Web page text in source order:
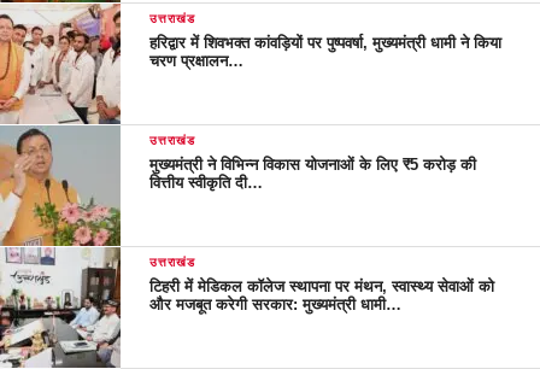
उत्तराखंड
हरिद्वार में शिवभक्त कांवड़ियों पर पुष्पवर्षा, मुख्यमंत्री धामी ने किया
चरण प्रक्षालन…
उत्तराखंड
मुख्यमंत्री ने विभिन्न विकास योजनाओं के लिए ₹5 करोड़ की
वित्तीय स्वीकृति दी…
उत्तराखंड
टिहरी में मेडिकल कॉलेज स्थापना पर मंथन, स्वास्थ्य सेवाओं को
और मजबूत करेगी सरकार: मुख्यमंत्री धामी…